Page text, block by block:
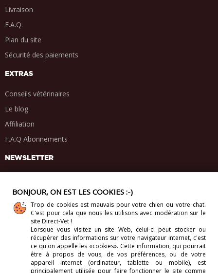
Livraison
F.A.Q.
Plan du site
Sécurité des paiements
EXTRAS
Conseils vétérinaires
Le blog
Affiliation
F.A.Q Abonnements
NEWSLETTER
PARTAGE SOCIAL
. .
Copyright 2012-2026 Direct-Vet BV. Tous droits réservés.
BONJOUR, ON EST LES COOKIES :-)
Trop de cookies est mauvais pour votre chien ou votre chat.
C'est pour cela que nous les utilisons avec modération sur le
site Direct-Vet !
Lorsque vous visitez un site Web, celui-cipeut stocker ou
récupérer des informations sur votre navigateur internet, c'est
ce qu'on appelle les «cookies». Cette information, qui pourrait
être à propos de vous, de vos préférences, ou de votre
appareil internet (ordinateur, tablette ou mobile), est
principalement utilisée pour faire fonctionner le site comme